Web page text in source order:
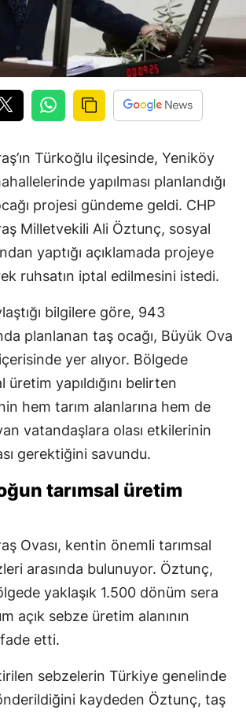
Türkoğlu ilçesinde, Yeniköy
yapılması planlandığı
projesi gündeme geldi. CHP
Milletvekili Ali Öztunç, sosyal
yaptığı açıklamada projeye
ruhsatın iptal edilmesini istedi.
bilgilere göre, 943
planlanan taş ocağı, Büyük Ova
yer alıyor. Bölgede
üretim yapıldığını belirten
hem tarım alanlarına hem de
vatandaşlara olası etkilerinin
gerektiğini savundu.
tarımsal üretim
Ovası, kentin önemli tarımsal
arasında bulunuyor. Öztunç,
yaklaşık 1.500 dönüm sera
açık sebze üretim alanının
etti.
sebzelerin Türkiye genelinde
kaydeden Öztunç, taş